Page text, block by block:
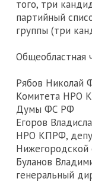
того, три
партийный
группы (три
Общеобластная
Рябов Николай
Комитета НРО
Думы ФС РФ
Егоров
НРО КПРФ,
Нижегородской
Буланов
генеральный